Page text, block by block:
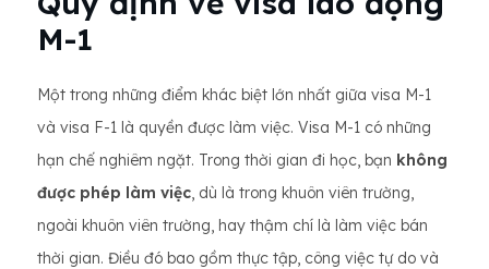
M-1
Một trong những điểm khác biệt lớn nhất giữa visa M-1
và visa F-1 là quyền được làm việc. Visa M-1 có những
hạn chế nghiêm ngặt. Trong thời gian đi học, bạn không
được phép làm việc, dù là trong khuôn viên trường,
ngoài khuôn viên trường, hay thậm chí là làm việc bán
thời gian. Điều đó bao gồm thực tập, công việc tự do và